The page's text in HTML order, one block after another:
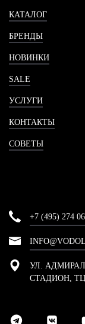
КАТАЛОГ
БРЕНДЫ
НОВИНКИ
SALE
УСЛУГИ
КОНТАКТЫ
СОВЕТЫ
+7 (495) 274
УЛ.
СТАДИОН,